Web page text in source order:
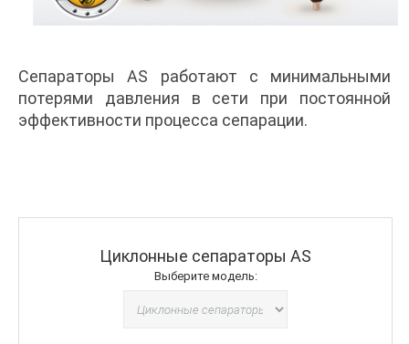
Сепараторы AS работают с минимальными
потерями давления в сети при постоянной
эффективности процесса сепарации.
Циклонные сепараторы AS
Выберите модель: